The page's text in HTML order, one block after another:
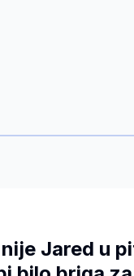
nije Jared u